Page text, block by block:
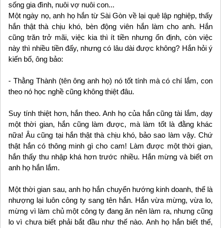
sống gia đình, nuôi vợ nuôi con...
Một ngày nọ, anh họ hắn từ Sài Gòn về lại quê lập nghiệp, thấy
hắn thật thà chịu khó, bèn động viên hắn làm cho anh. Hắn
cũng trăn trở mãi, việc kia thì ít tiền nhưng ổn định, còn việc
này thì nhiều tiền đấy, nhưng có lâu dài được không? Hắn hỏi ý
kiến bố, ông bảo:
- Thằng Thành (tên ông anh họ) nó tốt tính mà có chí lắm, con
theo nó học nghề cũng không thiệt đâu.
Suy tính thiệt hơn, hắn theo. Anh họ của hắn cũng tài lắm, dạy
một thời gian, hắn cũng làm được, mà làm tốt là đằng khác
nữa! Âu cũng tại hắn thật thà chịu khó, bảo sao làm vậy. Chứ
thật hắn có thông minh gì cho cam! Làm được một thời gian,
hắn thấy thu nhập khá hơn trước nhiều. Hắn mừng và biết ơn
anh họ hắn lắm.
Một thời gian sau, anh họ hắn chuyển hướng kinh doanh, thế là
nhượng lại luôn công ty sang tên hắn. Hắn vừa mừng, vừa lo,
mừng vì làm chủ một công ty đang ăn nên làm ra, nhưng cũng
lo vì chưa biết phải bắt đầu như thế nào. Anh họ hắn biết thế,